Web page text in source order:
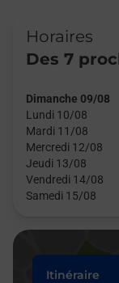
Horaires
Des 7
Dimanche 09/08
Lundi 10/08
Mardi 11/08
Mercredi 12/08
Jeudi 13/08
Vendredi 14/08
Samedi 15/08
Itinéraire